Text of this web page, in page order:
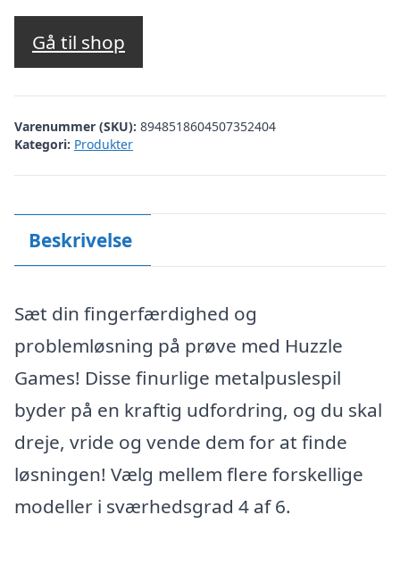
Gå til shop
Varenummer (SKU): 8948518604507352404
Kategori: Produkter
Beskrivelse
Sæt din fingerfærdighed og
problemløsning på prøve med Huzzle
Games! Disse finurlige metalpuslespil
byder på en kraftig udfordring, og du skal
dreje, vride og vende dem for at finde
løsningen! Vælg mellem flere forskellige
modeller i sværhedsgrad 4 af 6.